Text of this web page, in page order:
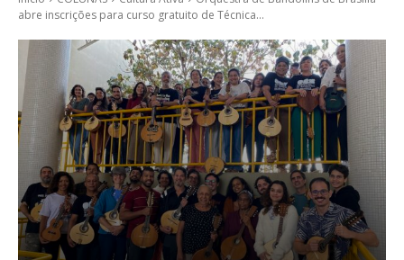
abre inscrições para curso gratuito de Técnica...